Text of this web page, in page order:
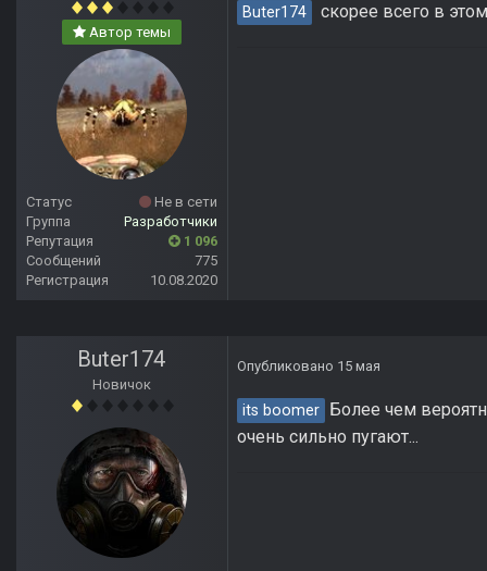
Автор темы
Статус
Не в сети
Группа
Разработчики
Репутация
1 096
Сообщений
775
Регистрация
10.08.2020
Buter174 скорее всего в
Buter174
Новичок
Опубликовано 15 мая
its boomer
Более чем
очень сильно пугают...